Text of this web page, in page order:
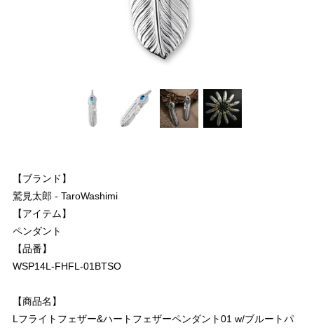
【ブランド】
鷲見太郎 - TaroWashimi
【アイテム】
ペンダント
【品番】
WSP14L-FHFL-01BTSO
【商品名】
Lフライトフェザー&ハートフェザーペンダント01 w/ブルートパ